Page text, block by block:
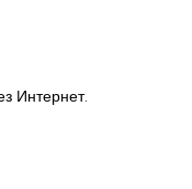
Интернет.